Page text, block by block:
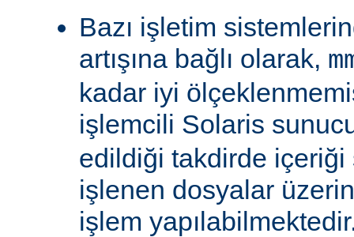
Bazı işletim
artışına bağlı olarak,
kadar iyi
işlemcili Solaris
edildiği takdirde içeriği
işlenen dosyalar
işlem